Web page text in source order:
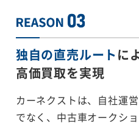
独自の直売ルートに
高価買取を実現
カーネクストは、自社運
でなく、中古車オークシ